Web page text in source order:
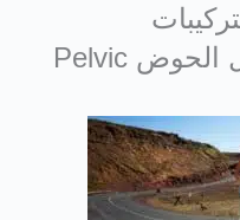
الاصطناعية من مفصل الحوض Pelvic